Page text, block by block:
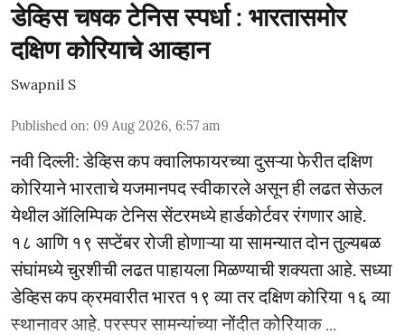
डेव्हिस चषक टेनिस स्पर्धा : भारतासमोर
दक्षिण कोरियाचे आव्हान
Swapnil S
Published on: 09 Aug 2026, 6:57 am
नवी दिल्ली: डेव्हिस कप क्वालिफायरच्या दुसऱ्या फेरीत दक्षिण
कोरियाने भारताचे यजमानपद स्वीकारले असून ही लढत सेऊल
येथील ऑलिम्पिक टेनिस सेंटरमध्ये हार्डकोर्टवर रंगणार आहे.
१८ आणि १९ सप्टेंबर रोजी होणाऱ्या या सामन्यात दोन तुल्यबळ
संघांमध्ये चुरशीची लढत पाहायला मिळण्याची शक्यता आहे. सध्या
डेव्हिस कप क्रमवारीत भारत १९ व्या तर दक्षिण कोरिया १६ व्या
स्थानावर आहे. परस्पर सामन्यांच्या नोंदीत कोरियाक ...